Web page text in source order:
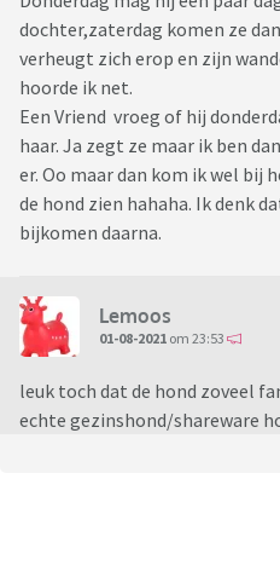
dochter,zaterdag komen ze
verheugt zich erop en zijn
hoorde ik net.
Een Vriend vroeg of hij
haar. Ja zegt ze maar ik ben
er. Oo maar dan kom ik wel bij
de hond zien hahaha. Ik denk
bijkomen daarna.
Lemoos
01-08-2021 om 23:53
leuk toch dat de hond zoveel
echte gezinshond/shareware